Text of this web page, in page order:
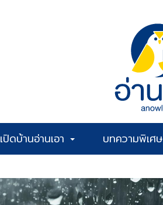
เปิดบ้านอ่านเอา บทความพิเศษ